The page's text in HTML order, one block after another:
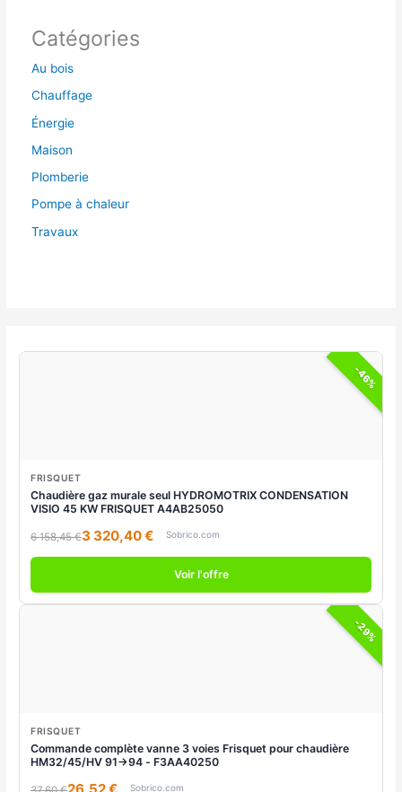
Catégories
Au bois
Chauffage
Énergie
Maison
Plomberie
Pompe à chaleur
Travaux
-46%
FRISQUET
Chaudière gaz murale seul HYDROMOTRIX CONDENSATION
VISIO 45 KW FRISQUET A4AB25050
6 158,45 €3 320,40 € Sobrico.com
Voir l'offre
-29%
FRISQUET
Commande complète vanne 3 voies Frisquet pour chaudière
HM32/45/HV 91->94 - F3AA40250
26,52 € Sobrico.com